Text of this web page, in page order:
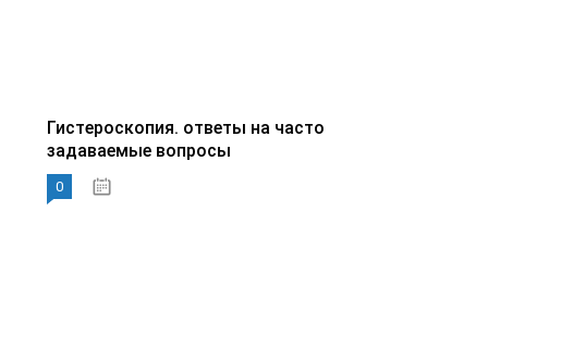
Гистероскопия. ответы на часто
задаваемые вопросы
0